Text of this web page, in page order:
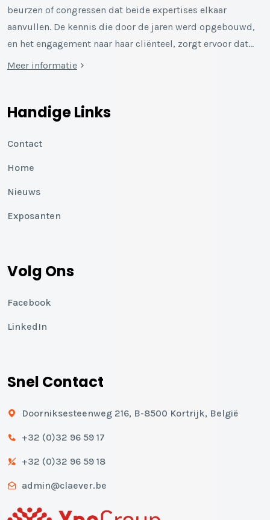
beurzen of congressen dat beide expertises elkaar
aanvullen. De kennis die door de jaren werd opgebouwd,
en het engagement naar haar cliënteel, zorgt ervoor dat…
Meer informatie
Handige Links
Contact
Home
Nieuws
Exposanten
Volg Ons
Facebook
LinkedIn
Snel Contact
Doorniksesteenweg 216, B-8500 Kortrijk, België
+32 (0)32 96 59 17
+32 (0)32 96 59 18
admin@claever.be